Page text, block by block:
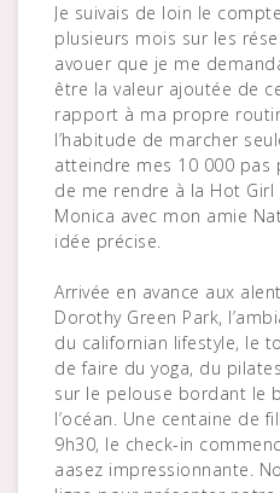
Je suivais de loin le
plusieurs mois sur les
avouer que je me
être la valeur ajoutée de
rapport à ma propre
l’habitude de marcher
atteindre mes 10 000 pas
de me rendre à la Hot Girl
Monica avec mon amie
idée précise.
Arrivée en avance aux
Dorothy Green Park,
du californian lifestyle, le
de faire du yoga, du
sur le pelouse bordant le
l’océan. Une centaine de
9h30, le check-in
aasez impressionnante.